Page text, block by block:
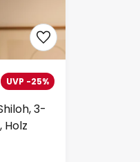
3-
UVP -25%